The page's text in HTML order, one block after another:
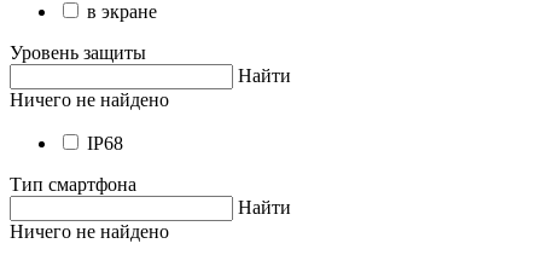
в экране
Уровень защиты
Найти
Ничего не найдено
IP68
Тип смартфона
Найти
Ничего не найдено